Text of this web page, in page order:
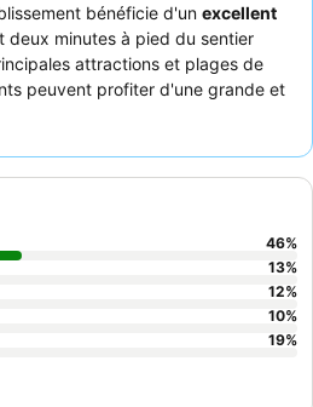
bénéficie d'un excellent
deux minutes à pied du sentier
attractions et plages de
peuvent profiter d'une grande et
Le personnel est
variées et fraîches, en particulier
une chambre récemment
et plus luxueux.
46%
13%
12%
10%
19%